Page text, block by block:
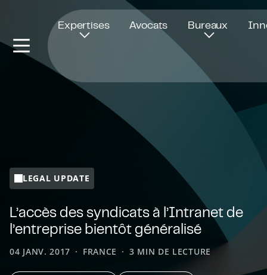
Expertises Avocats Bureaux
LEGAL UPDATE
L’accès des syndicats à l’Intranet de
l’entreprise bientôt généralisé
04 JANV. 2017 FRANCE 3 MIN DE LECTURE
Ouvre dans une nouvelle fenêtre